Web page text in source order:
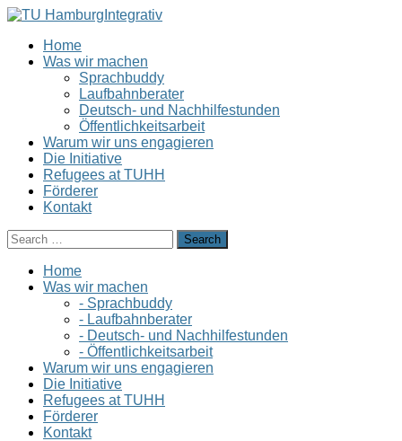
Home
Was wir machen
Sprachbuddy
Laufbahnberater
Deutsch- und Nachhilfestunden
Öffentlichkeitsarbeit
Warum wir uns engagieren
Die Initiative
Refugees at TUHH
Förderer
Kontakt
Home
Was wir machen
- Sprachbuddy
- Laufbahnberater
- Deutsch- und Nachhilfestunden
- Öffentlichkeitsarbeit
Warum wir uns engagieren
Die Initiative
Refugees at TUHH
Förderer
Kontakt